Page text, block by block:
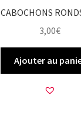
3,00€
Ajouter au